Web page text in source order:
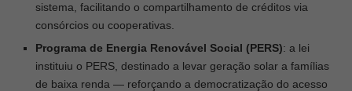
sistema, facilitando o compartilhamento de créditos via
consórcios ou cooperativas.
Programa de Energia Renovável Social (PERS): a lei
instituiu o PERS, destinado a levar geração solar a famílias
de baixa renda — reforçando a democratização do acesso